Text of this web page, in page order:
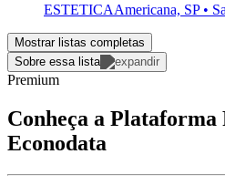
ESTETICAAmericana, SP •
Mostrar listas completas
Sobre essa lista
Premium
Conheça a
Econodata